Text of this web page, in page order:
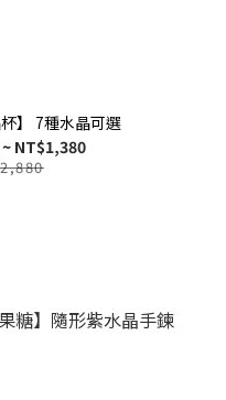
杯】 7種水晶可選
NT$1,380